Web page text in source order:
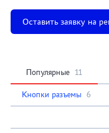
Оставить заявку на
Популярные 11
Кнопки разъемы 6